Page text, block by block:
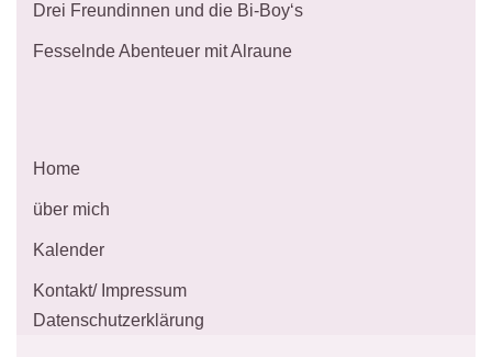
Drei Freundinnen und die Bi-Boy‘s
Fesselnde Abenteuer mit Alraune
Home
über mich
Kalender
Kontakt/ Impressum
Datenschutzerklärung